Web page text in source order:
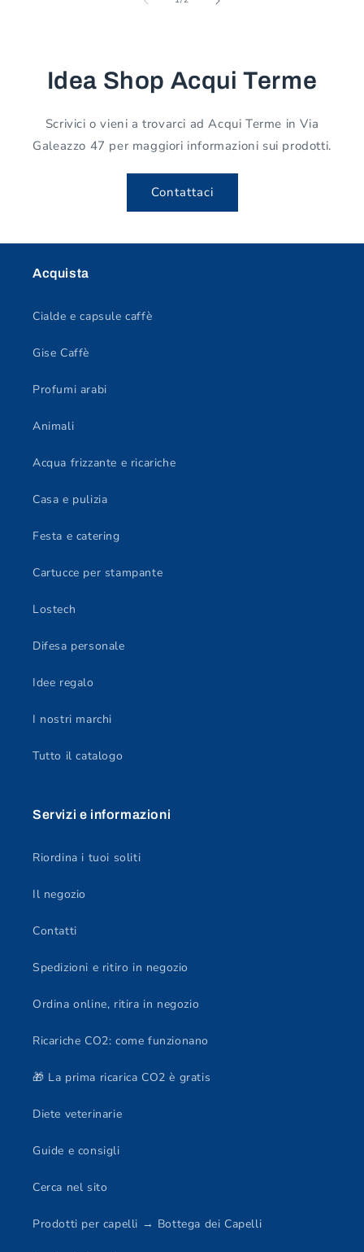
Idea Shop Acqui Terme
Scrivici o vieni a trovarci ad Acqui Terme in Via
Galeazzo 47 per maggiori informazioni sui prodotti.
Contattaci
Acquista
Cialde e capsule caffè
Gise Caffè
Profumi arabi
Animali
Acqua frizzante e ricariche
Casa e pulizia
Festa e catering
Cartucce per stampante
Lostech
Difesa personale
Idee regalo
I nostri marchi
Tutto il catalogo
Servizi e informazioni
Riordina i tuoi soliti
Il negozio
Contatti
Spedizioni e ritiro in negozio
Ordina online, ritira in negozio
Ricariche CO2: come funzionano
🎁 La prima ricarica CO2 è gratis
Diete veterinarie
Guide e consigli
Cerca nel sito
Prodotti per capelli → Bottega dei Capelli